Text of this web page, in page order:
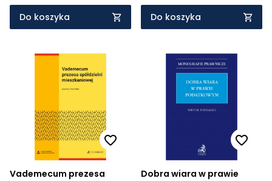
Do koszyka Do koszyka
Vademecum prezesa
Dobra wiara w prawie